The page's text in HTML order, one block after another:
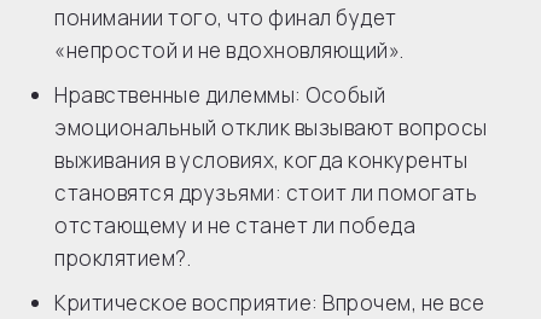
понимании того, что финал будет
«непростой и не вдохновляющий».
Нравственные дилеммы: Особый
эмоциональный отклик вызывают вопросы
выживания в условиях, когда конкуренты
становятся друзьями: стоит ли помогать
отстающему и не станет ли победа
проклятием?.
Критическое восприятие: Впрочем, не все